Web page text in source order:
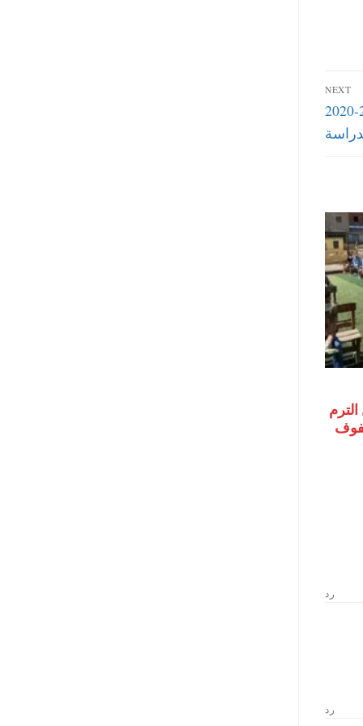
NEXT
تفاصيل نظام الدراسة الجديد في كلية الصيدلة 2019-2020
الصفوف
رد
رد